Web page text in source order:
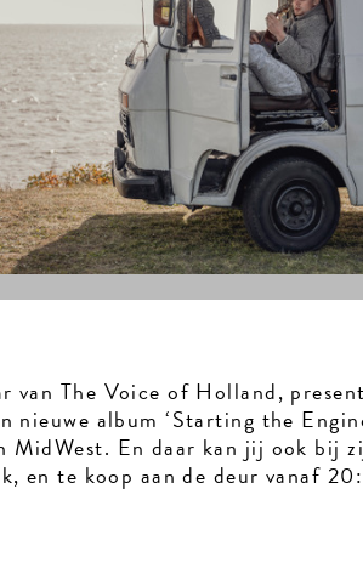
van The Voice of Holland,
nieuwe album ‘Starting the
MidWest. En daar kan jij ook bij
en te koop aan de deur vanaf